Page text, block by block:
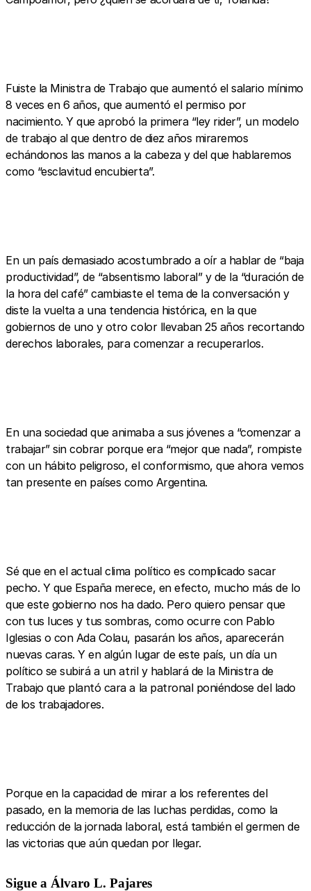
Fuiste la Ministra de Trabajo que aumentó el salario mínimo
8 veces en 6 años, que aumentó el permiso por
nacimiento. Y que aprobó la primera “ley rider”, un modelo
de trabajo al que dentro de diez años miraremos
echándonos las manos a la cabeza y del que hablaremos
como “esclavitud encubierta”.
En un país demasiado acostumbrado a oír a hablar de “baja
productividad”, de “absentismo laboral” y de la “duración de
la hora del café” cambiaste el tema de la conversación y
diste la vuelta a una tendencia histórica, en la que
gobiernos de uno y otro color llevaban 25 años recortando
derechos laborales, para comenzar a recuperarlos.
En una sociedad que animaba a sus jóvenes a “comenzar a
trabajar” sin cobrar porque era “mejor que nada”, rompiste
con un hábito peligroso, el conformismo, que ahora vemos
tan presente en países como Argentina.
Sé que en el actual clima político es complicado sacar
pecho. Y que España merece, en efecto, mucho más de lo
que este gobierno nos ha dado. Pero quiero pensar que
con tus luces y tus sombras, como ocurre con Pablo
Iglesias o con Ada Colau, pasarán los años, aparecerán
nuevas caras. Y en algún lugar de este país, un día un
político se subirá a un atril y hablará de la Ministra de
Trabajo que plantó cara a la patronal poniéndose del lado
de los trabajadores.
Porque en la capacidad de mirar a los referentes del
pasado, en la memoria de las luchas perdidas, como la
reducción de la jornada laboral, está también el germen de
las victorias que aún quedan por llegar.
Sigue a Álvaro L. Pajares